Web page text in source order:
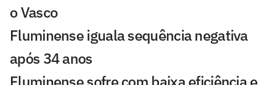
o Vasco
Fluminense iguala sequência negativa
após 34 anos